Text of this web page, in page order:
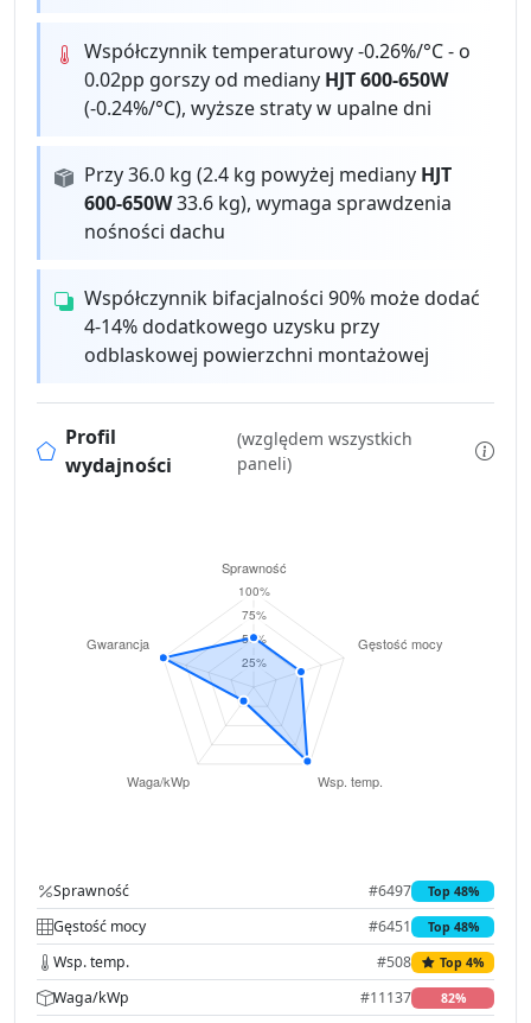
Współczynnik temperaturowy -0.26%/°C - o
0.02pp gorszy od mediany HJT 600-650W
(-0.24%/°C), wyższe straty w upalne dni
Przy 36.0 kg (2.4 kg powyżej mediany HJT
600-650W33.6 kg), wymaga sprawdzenia
nośności dachu
Współczynnik bifacjalności 90% może dodać
4-14% dodatkowego uzysku przy
odblaskowej powierzchni montażowej
Profil
wydajności
(względem wszystkich
paneli)
Sprawność #6497 Top 48%
Gęstość mocy #6451 Top 48%
Wsp. temp. #508 Top 4%
Waga/kWp #11137 82%